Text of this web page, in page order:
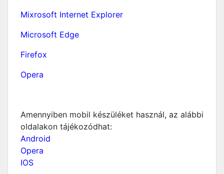
Mixrosoft Internet Explorer
Microsoft Edge
Firefox
Opera
Amennyiben mobil készüléket használ, az alábbi
oldalakon tájékozódhat:
Android
Opera
IOS